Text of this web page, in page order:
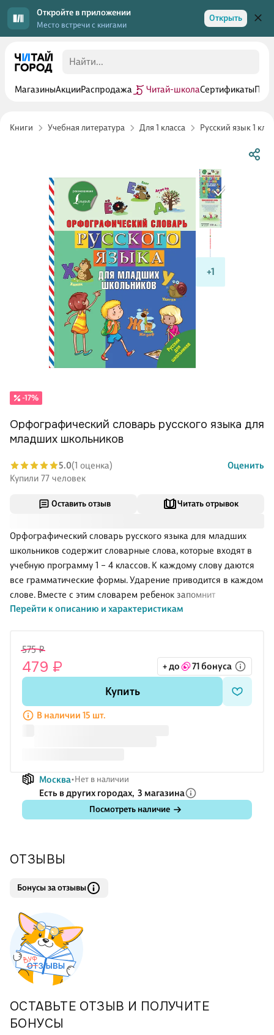
Откройте в приложении
Место встречи с книгами
Открыть
МагазиныАкцииРаспродажа Читай-школаСертификаты
Книги Учебная литература Для 1 класса Русский язык 1
+1
Оставить отзыв Читать отрывок
Орфографический словарь русского языка для младших
школьников содержит словарные слова, которые входят в
учебную программу 1 – 4 классов. К каждому слову даются
все грамматические формы. Ударение приводится в каждом
слове. Вместе с этим словарем ребенок запомнит
правильные формы слов, научится грамотно говорить и
также будет полезно для родителей.
Перейти к описанию и характеристикам
-17%
Орфографический словарь русского языка для
младших школьников
5.0(1 оценка)
Оценить
Купили 77 человек
575 ₽
479 ₽ + до 71 бонуса
Купить
В наличии 15 шт.
Москва Нет в наличии
Есть в других городах, 3 магазина
Посмотреть наличие
ОТЗЫВЫ
Бонусы за отзывы
ОСТАВЬТЕ ОТЗЫВ И ПОЛУЧИТЕ
БОНУСЫ